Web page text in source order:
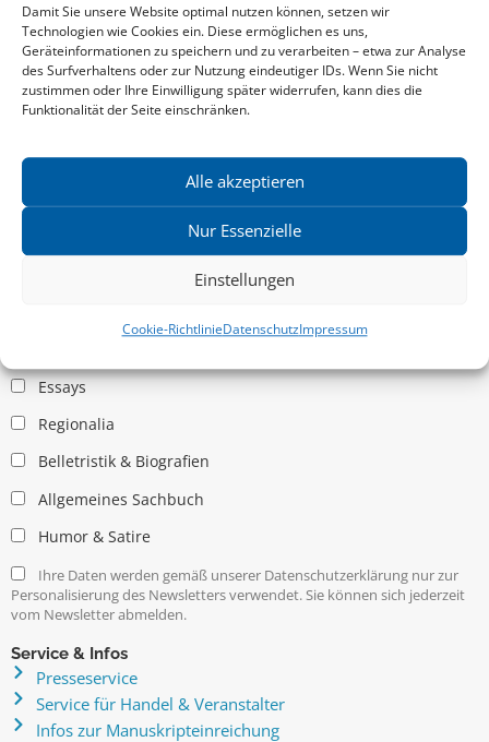
Damit Sie unsere Website optimal nutzen können, setzen wir
Technologien wie Cookies ein. Diese ermöglichen es uns,
Geräteinformationen zu speichern und zu verarbeiten – etwa zur Analyse
des Surfverhaltens oder zur Nutzung eindeutiger IDs. Wenn Sie nicht
zustimmen oder Ihre Einwilligung später widerrufen, kann dies die
Funktionalität der Seite einschränken.
Alle akzeptieren
Nur Essenzielle
Einstellungen
Cookie-RichtlinieDatenschutzImpressum
Aktuelle Vorschau
Entdecken Sie das aktuelle zu-Klampen!-Verlagsprogramm.
Hier finden Sie die Verlagsvorschau – einfach direkt online
reinlesen oder herunterladen.
Newsletter
News zu aktuellen Neuheiten und Nachrichten im zu Klampen!
Verlag – jederzeit wieder abbestellbar.
Essays
Regionalia
Belletristik & Biografien
Allgemeines Sachbuch
Humor & Satire
Ihre Daten werden gemäß unserer Datenschutzerklärung nur zur
Personalisierung des Newsletters verwendet. Sie können sich jederzeit
vom Newsletter abmelden.
Service & Infos
Presseservice
Service für Handel & Veranstalter
Infos zur Manuskripteinreichung